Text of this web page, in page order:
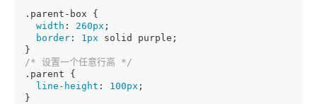
.parent-box {
width : 260px ;
border : 1px solid purple;
}
/* 设置一个任意行高 */
.parent {
line-height : 100px ;
}